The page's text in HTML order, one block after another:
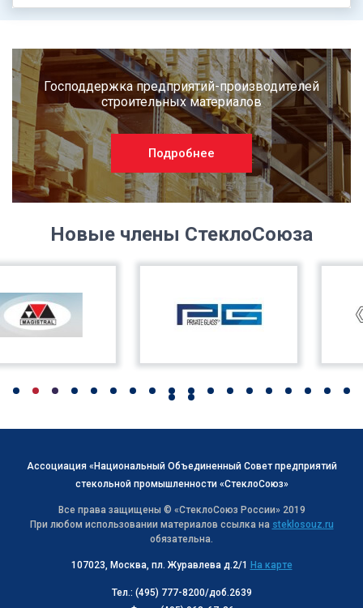
Господдержка предприятий-производителей
строительных материалов
Подробнее
Новые члены СтеклоСоюза
Ассоциация «Национальный Объединенный Совет предприятий
стекольной промышленности «СтеклоСоюз»
Все права защищены © «СтеклоСоюз Роcсии» 2019
При любом использовании материалов ссылка на steklosouz.ru
обязательна.
107023, Москва, пл. Журавлева д.2/1 На карте
Тел.: (495) 777-8200/доб.2639